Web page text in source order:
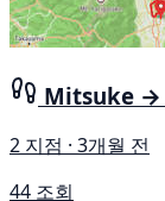
Mitsuke →
2 지점 · 3개월 전
44 조회